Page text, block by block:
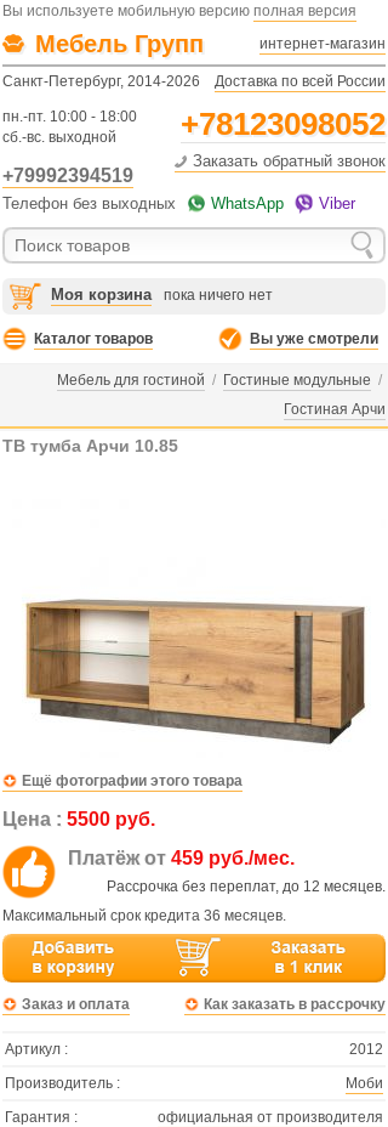
Вы используете мобильную версию полная версия
Мебель Групп интернет-магазин
Санкт-Петербург, 2014-2026 Доставка по всей России
пн.-пт. 10:00 - 18:00
сб.-вс. выходной
+78123098052
+79992394519
Заказать обратный звонок
Телефон без выходных WhatsApp Viber
Моя корзина пока ничего нет
Каталог товаров Вы уже смотрели
Мебель для гостиной / Гостиные модульные /
Гостиная Арчи
ТВ тумба Арчи 10.85
Ещё фотографии этого товара
Цена : 5500 руб.
Платёж от 459 руб./мес.
Рассрочка без переплат, до 12 месяцев.
Максимальный срок кредита 36 месяцев.
Заказ и оплата Как заказать в рассрочку
Артикул :
2012
Производитель :
Моби
Гарантия :
официальная от производителя